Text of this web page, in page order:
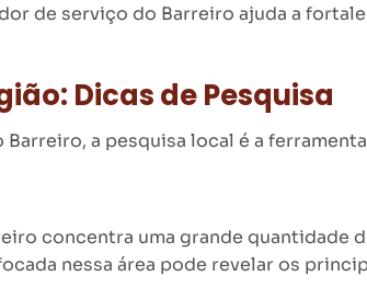
de serviço do Barreiro ajuda a
Dicas de Pesquisa
a pesquisa local é a
concentra uma grande quantidade
nessa área pode revelar os